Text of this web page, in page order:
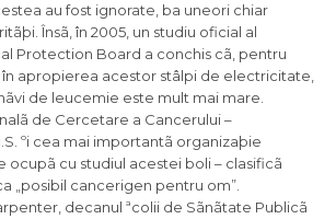
au fost ignorate, ba uneori chiar
Însã, în 2005, un studiu oficial al
Protection Board a conchis cã, pentru
apropierea acestor stâlpi de electricitate,
de leucemie este mult mai mare.
de Cercetare a Cancerului –
ºi cea mai importantã organizaþie
ocupã cu studiul acestei boli – clasificã
„posibil cancerigen pentru om”.
decanul ªcolii de Sãnãtate Publicã